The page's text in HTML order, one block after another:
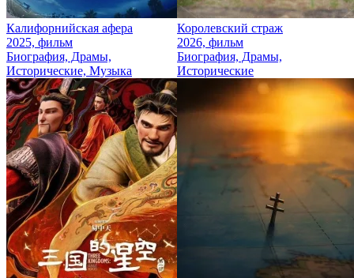
Калифорнийская афера
2025, фильм
Биография, Драмы,
Исторические, Музыка
Королевский страж
2026, фильм
Биография, Драмы,
Исторические